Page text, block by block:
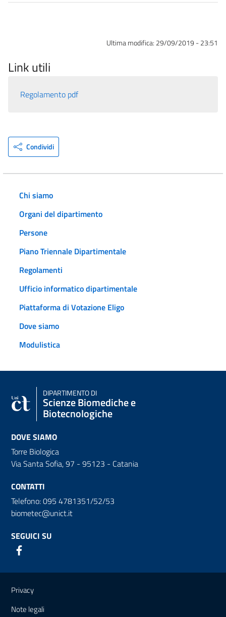
Ultima modifica: 29/09/2019 - 23:51
Link utili
Regolamento pdf
Condividi
Chi siamo
Organi del dipartimento
Persone
Piano Triennale Dipartimentale
Regolamenti
Ufficio informatico dipartimentale
Piattaforma di Votazione Eligo
Dove siamo
Modulistica
DIPARTIMENTO DI
Scienze Biomediche e
Biotecnologiche
DOVE SIAMO
Torre Biologica
Via Santa Sofia, 97 - 95123 - Catania
CONTATTI
Telefono: 095 4781351/52/53
biometec@unict.it
SEGUICI SU
Link e informazioni utili
Privacy
Note legali